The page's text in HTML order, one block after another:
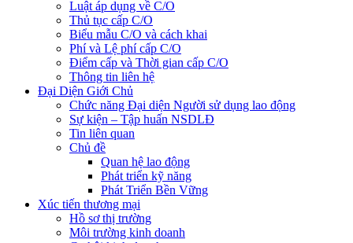
Luật áp dụng về C/O
Thủ tục cấp C/O
Biểu mẫu C/O và cách khai
Phí và Lệ phí cấp C/O
Điểm cấp và Thời gian cấp C/O
Thông tin liên hệ
Đại Diện Giới Chủ
Chức năng Đại diện Người sử dụng lao động
Sự kiện – Tập huấn NSDLĐ
Tin liên quan
Chủ đề
Quan hệ lao động
Phát triển kỹ năng
Phát Triển Bền Vững
Xúc tiến thương mại
Hồ sơ thị trường
Môi trường kinh doanh